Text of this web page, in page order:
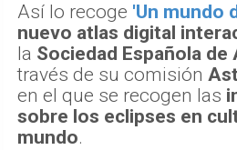
Así lo recoge 'Un mundo
nuevo atlas digital
la Sociedad Española
través de su comisión
en el que se recogen las
sobre los eclipses en
mundo.